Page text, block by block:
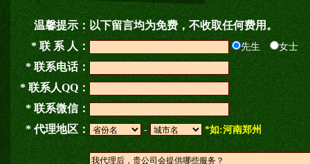
温馨提示：以下留言均为免费，不收取任何费用。
* 联 系 人：
先生 女士
* 联系电话：
* 联系人QQ：
* 联系微信：
* 代理地区：
- *如:河南郑州